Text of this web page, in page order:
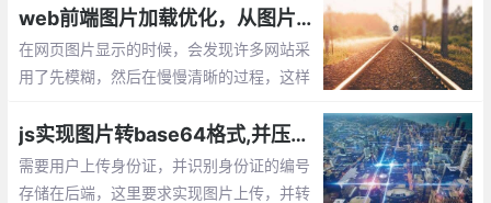
题，它可以实现图片的延迟加载【懒加载】web前端图片加载优化，从图片模糊到清晰的实现过程
在网页图片显示的时候，会发现许多网站采
用了先模糊，然后在慢慢清晰的过程，这样
呐？默认加载2张图片，一张缩略图，一张
原图，当打开网页的时候默认只显示缩略图
js实现图片转base64格式,并压缩上传
需要用户上传身份证，并识别身份证的编号
存储在后端，这里要求实现图片上传，并转